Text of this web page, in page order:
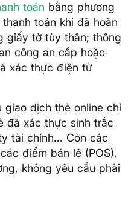
toán bằng phương
toán khi đã hoàn
giấy tờ tùy thân; thông
công an cấp hoặc
xác thực điện tử
giao dịch thẻ online chỉ
đã xác thực sinh trắc
tài chính... Còn các
điểm bán lẻ (POS),
không yêu cầu phải